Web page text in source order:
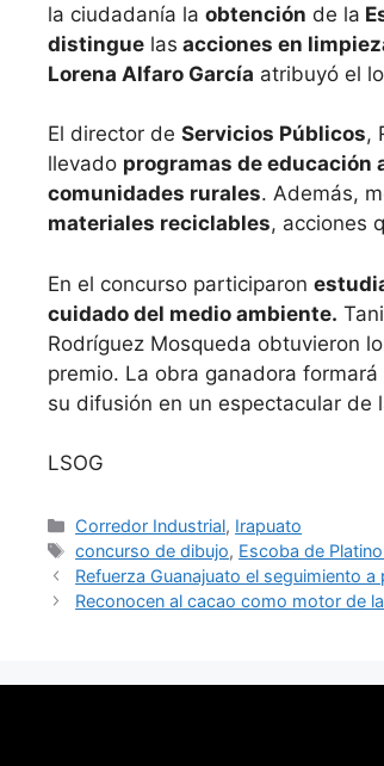
la ciudadanía la obtención de la
distingue las acciones en
Lorena Alfaro García atribuyó el
El director de Servicios Públicos,
llevado programas de educación
comunidades rurales. Además,
materiales reciclables, acciones
En el concurso participaron
cuidado del medio ambiente.
Rodríguez Mosqueda obtuvieron
premio. La obra ganadora
su difusión en un espectacular de
LSOG
Categorías
Corredor Industrial, Irapuato
Etiquetas
concurso de dibujo, Escoba de
Refuerza Guanajuato el seguimiento
Reconocen al cacao como motor de